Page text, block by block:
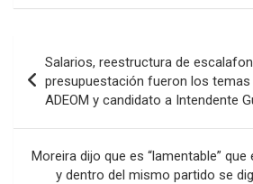
ce
b
o
o
k
tt at
A
p
p
ke
dI
n
m
ar
tir
de
entradas
Salarios, reestructura de
presupuestación fueron los
ADEOM y candidato a Intendente
Moreira dijo que es “lamentable”
y dentro del mismo partido se